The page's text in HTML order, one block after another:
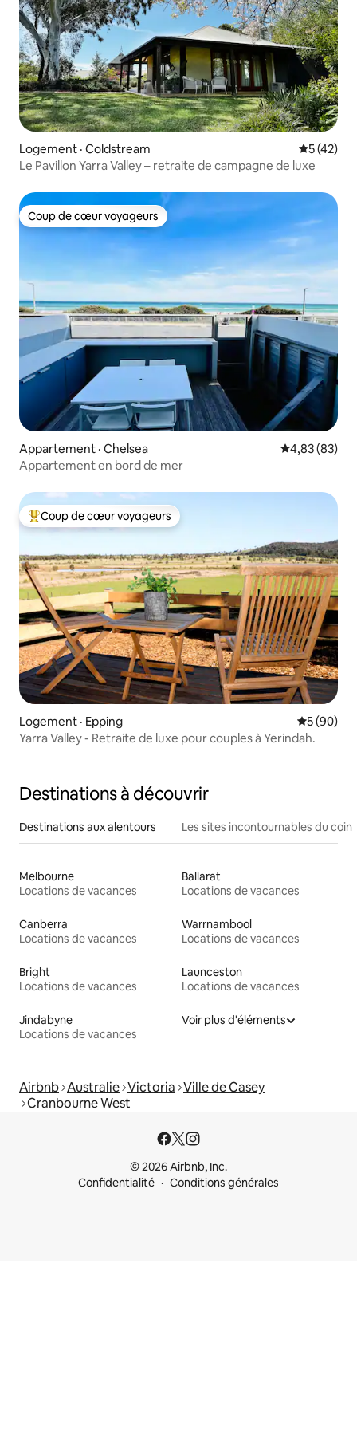
Logement · Coldstream Note
5 (42)
Le Pavillon Yarra Valley – retraite de campagne de luxe
Coup de cœur voyageurs
Coup de cœur voyageurs
Appartement · Chelsea Note
4,83 (83)
Appartement en bord de mer
Coup de cœur voyageurs parmi les plus aimés
Coup de cœur voyageurs
Logement · Epping Note
5 (90)
Yarra Valley - Retraite de luxe pour couples à Yerindah.
Destinations à découvrir
Destinations aux alentours Les sites incontournables du coin
Melbourne
Locations de vacances
Ballarat
Locations de vacances
Canberra
Locations de vacances
Warrnambool
Locations de vacances
Bright
Locations de vacances
Launceston
Locations de vacances
Jindabyne
Locations de vacances
Voir plus d'éléments
Airbnb Australie Victoria Ville de Casey
Cranbourne West
© 2026 Airbnb, Inc.
Confidentialité
Conditions générales